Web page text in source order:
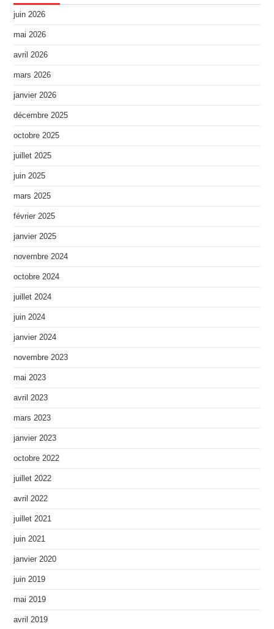
juin 2026
mai 2026
avril 2026
mars 2026
janvier 2026
décembre 2025
octobre 2025
juillet 2025
juin 2025
mars 2025
février 2025
janvier 2025
novembre 2024
octobre 2024
juillet 2024
juin 2024
janvier 2024
novembre 2023
mai 2023
avril 2023
mars 2023
janvier 2023
octobre 2022
juillet 2022
avril 2022
juillet 2021
juin 2021
janvier 2020
juin 2019
mai 2019
avril 2019